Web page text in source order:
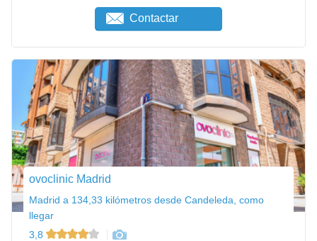
Contactar
ovoclinic Madrid
Madrid a 134,33 kilómetros desde Candeleda, como
llegar
3,8